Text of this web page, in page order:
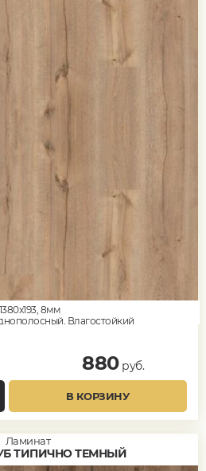
1380x193, 8мм
Влагостойкий
880руб.
В КОРЗИНУ
Ламинат
ТИПИЧНО ТЕМНЫЙ